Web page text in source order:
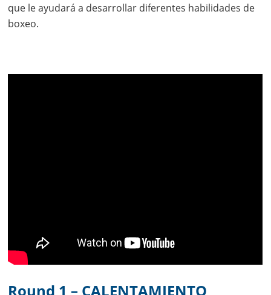
que le ayudará a desarrollar diferentes habilidades de
boxeo.
Round 1 – CALENTAMIENTO